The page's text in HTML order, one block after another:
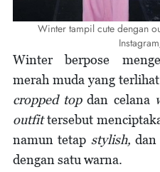
Winter tampil cute dengan
Winter berpose
merah muda yang
cropped topdan celana
outfittersebut
namun tetap stylish, dan
dengan satu warna.